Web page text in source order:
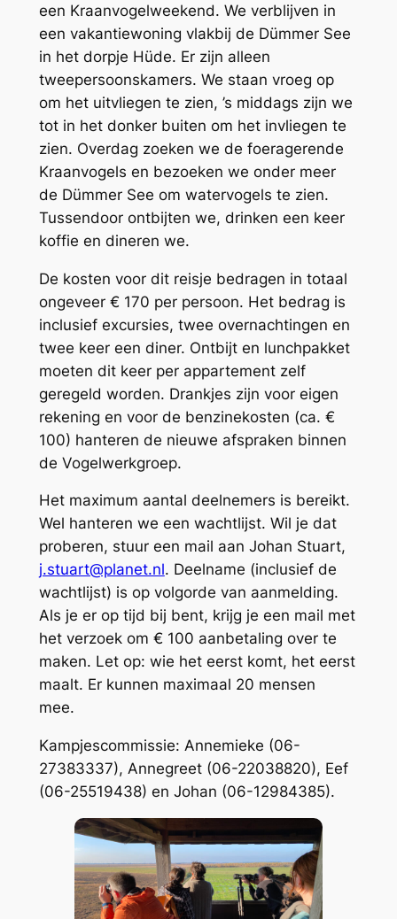
een Kraanvogelweekend. We verblijven in
een vakantiewoning vlakbij de Dümmer See
in het dorpje Hüde. Er zijn alleen
tweepersoonskamers. We staan vroeg op
om het uitvliegen te zien, ’s middags zijn we
tot in het donker buiten om het invliegen te
zien. Overdag zoeken we de foeragerende
Kraanvogels en bezoeken we onder meer
de Dümmer See om watervogels te zien.
Tussendoor ontbijten we, drinken een keer
koffie en dineren we.
De kosten voor dit reisje bedragen in totaal
ongeveer € 170 per persoon. Het bedrag is
inclusief excursies, twee overnachtingen en
twee keer een diner. Ontbijt en lunchpakket
moeten dit keer per appartement zelf
geregeld worden. Drankjes zijn voor eigen
rekening en voor de benzinekosten (ca. €
100) hanteren de nieuwe afspraken binnen
de Vogelwerkgroep.
Het maximum aantal deelnemers is bereikt.
Wel hanteren we een wachtlijst. Wil je dat
proberen, stuur een mail aan Johan Stuart,
j.stuart@planet.nl. Deelname (inclusief de
wachtlijst) is op volgorde van aanmelding.
Als je er op tijd bij bent, krijg je een mail met
het verzoek om € 100 aanbetaling over te
maken. Let op: wie het eerst komt, het eerst
maalt. Er kunnen maximaal 20 mensen
mee.
Kampjescommissie: Annemieke (06-
27383337), Annegreet (06-22038820), Eef
(06-25519438) en Johan (06-12984385).